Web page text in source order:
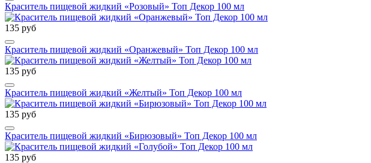
Краситель пищевой жидкий «Розовый» Топ Декор 100 мл
135 руб
Краситель пищевой жидкий «Оранжевый» Топ Декор 100 мл
135 руб
Краситель пищевой жидкий «Желтый» Топ Декор 100 мл
135 руб
Краситель пищевой жидкий «Бирюзовый» Топ Декор 100 мл
135 руб